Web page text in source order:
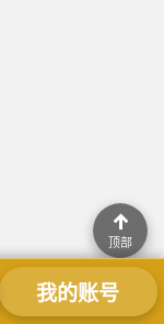
我的账号
↑
顶部